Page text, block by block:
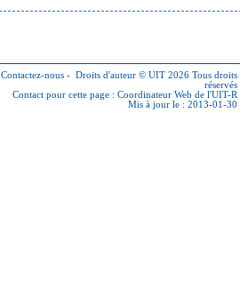
Contactez-nous - Droits d'auteur © UIT 2026 Tous droits
réservés
Contact pour cette page : Coordinateur Web de l'UIT-R
Mis à jour le : 2013-01-30